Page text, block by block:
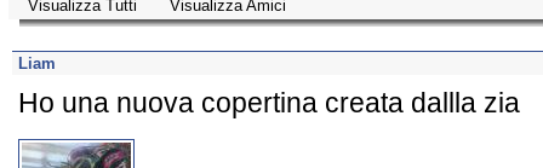
Visualizza Tutti Visualizza Amici
Liam
Ho una nuova copertina creata dallla zia